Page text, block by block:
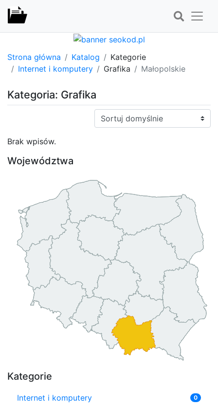
Strona główna Katalog
Kategorie
Internet i komputery
Grafika Małopolskie
Kategoria: Grafika
Sortuj:
Brak wpisów.
Województwa
Kategorie
Internet i komputery 0